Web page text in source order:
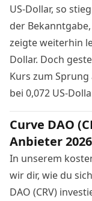
US-Dollar, so
der
zeigte weiterhin
Dollar. Doch
Kurs zum
bei 0,072 US-
Curve DAO
Anbieter 2026
In unserem
wir dir, wie du
DAO (CRV)